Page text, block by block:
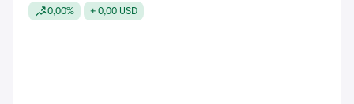
0,00% + 0,00 USD